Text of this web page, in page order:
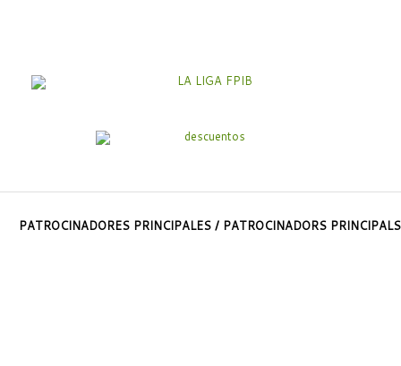
PATROCINADORES PRINCIPALES / PATROCINADORS PRINCIPALS